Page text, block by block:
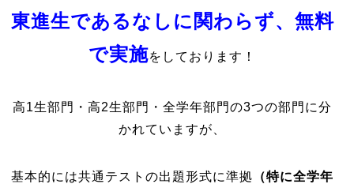
東進生であるなしに関わらず、無料
で実施をしております！
高1生部門・高2生部門・全学年部門の3つの部門に分
かれていますが、
基本的には共通テストの出題形式に準拠 （特に全学年